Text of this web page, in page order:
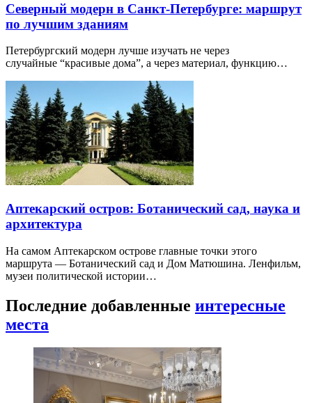
Северный модерн в Санкт-Петербурге: маршрут
по лучшим зданиям
Петербургский модерн лучше изучать не через
случайные “красивые дома”, а через материал, функцию…
Аптекарский остров: Ботанический сад, наука и
архитектура
На самом Аптекарском острове главные точки этого
маршрута — Ботанический сад и Дом Матюшина. Ленфильм,
музеи политической истории…
Последние добавленные интересные
места